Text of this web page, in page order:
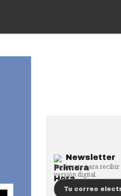
Newsletter
Regístrate para
versión digital.